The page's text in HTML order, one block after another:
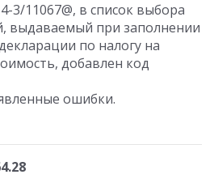
3/11067@, в список выбора
выдаваемый при заполнении
по налогу на
добавлен код
ошибки.